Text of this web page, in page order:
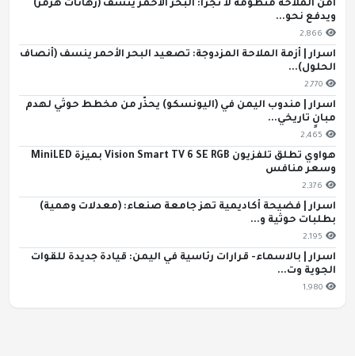
أمن الملاحة منظومة لا تجزأ: البحر الأحمر ينسف (رهانات هرمز)
ويدفع نحو...
2,866
اسرار | أزمة الملاحة المزدوجة: تصعيد البحر الأحمر ينسف (أنصاف
الحلول)...
2,770
اسرار | مندوب اليمن في (اليونسكو) يحذّر من مخطط حوثي لهدم
مبانٍ تاريخي...
2,465
هواوي تطلق تلفزيون Vision Smart TV 6 SE RGB بميزة MiniLED
وسعر منافس
2,376
اسرار | فضيحة أكاديمية تهز جامعة صنعاء: (معدلات وهمية)
بطلبات حوثية و...
2,195
اسرار | بالاسماء- قرارات رئاسية في اليمن: قيادة جديدة للقوات
الجوية وت...
1,980